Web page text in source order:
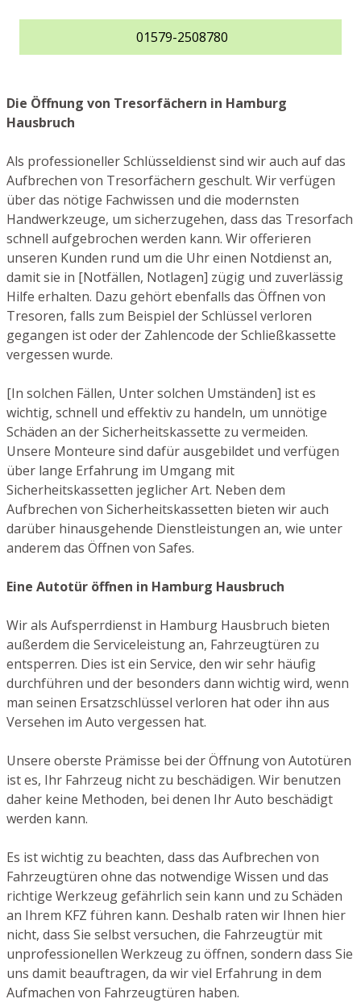
01579-2508780
Die Öffnung von Tresorfächern in Hamburg
Hausbruch
Als professioneller Schlüsseldienst sind wir auch auf das
Aufbrechen von Tresorfächern geschult. Wir verfügen
über das nötige Fachwissen und die modernsten
Handwerkzeuge, um sicherzugehen, dass das Tresorfach
schnell aufgebrochen werden kann. Wir offerieren
unseren Kunden rund um die Uhr einen Notdienst an,
damit sie in [Notfällen, Notlagen] zügig und zuverlässig
Hilfe erhalten. Dazu gehört ebenfalls das Öffnen von
Tresoren, falls zum Beispiel der Schlüssel verloren
gegangen ist oder der Zahlencode der Schließkassette
vergessen wurde.
[In solchen Fällen, Unter solchen Umständen] ist es
wichtig, schnell und effektiv zu handeln, um unnötige
Schäden an der Sicherheitskassette zu vermeiden.
Unsere Monteure sind dafür ausgebildet und verfügen
über lange Erfahrung im Umgang mit
Sicherheitskassetten jeglicher Art. Neben dem
Aufbrechen von Sicherheitskassetten bieten wir auch
darüber hinausgehende Dienstleistungen an, wie unter
anderem das Öffnen von Safes.
Eine Autotür öffnen in Hamburg Hausbruch
Wir als Aufsperrdienst in Hamburg Hausbruch bieten
außerdem die Serviceleistung an, Fahrzeugtüren zu
entsperren. Dies ist ein Service, den wir sehr häufig
durchführen und der besonders dann wichtig wird, wenn
man seinen Ersatzschlüssel verloren hat oder ihn aus
Versehen im Auto vergessen hat.
Unsere oberste Prämisse bei der Öffnung von Autotüren
ist es, Ihr Fahrzeug nicht zu beschädigen. Wir benutzen
daher keine Methoden, bei denen Ihr Auto beschädigt
werden kann.
Es ist wichtig zu beachten, dass das Aufbrechen von
Fahrzeugtüren ohne das notwendige Wissen und das
richtige Werkzeug gefährlich sein kann und zu Schäden
an Ihrem KFZ führen kann. Deshalb raten wir Ihnen hier
nicht, dass Sie selbst versuchen, die Fahrzeugtür mit
unprofessionellen Werkzeug zu öffnen, sondern dass Sie
uns damit beauftragen, da wir viel Erfahrung in dem
Aufmachen von Fahrzeugtüren haben.